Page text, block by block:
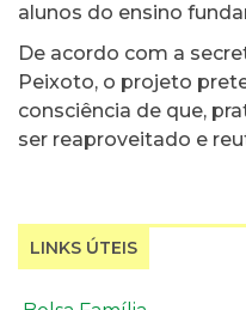
alunos do ensino
De acordo com a
Peixoto, o projeto
consciência de que,
ser reaproveitado e
LINKS ÚTEIS